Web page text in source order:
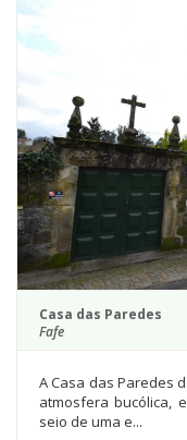
Casa das Paredes
Fafe
A Casa das Paredes
atmosfera bucólica,
seio de uma e...